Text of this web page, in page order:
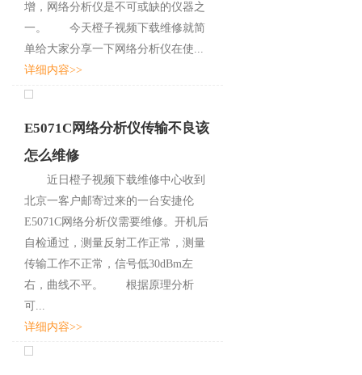
增，网络分析仪是不可或缺的仪器之
一。 今天橙子视频下载维修就简
单给大家分享一下网络分析仪在使...
详细内容>>
E5071C网络分析仪传输不良该
怎么维修
近日橙子视频下载维修中心收到
北京一客户邮寄过来的一台安捷伦
E5071C网络分析仪需要维修。开机后
自检通过，测量反射工作正常，测量
传输工作不正常，信号低30dBm左
右，曲线不平。 根据原理分析
可...
详细内容>>